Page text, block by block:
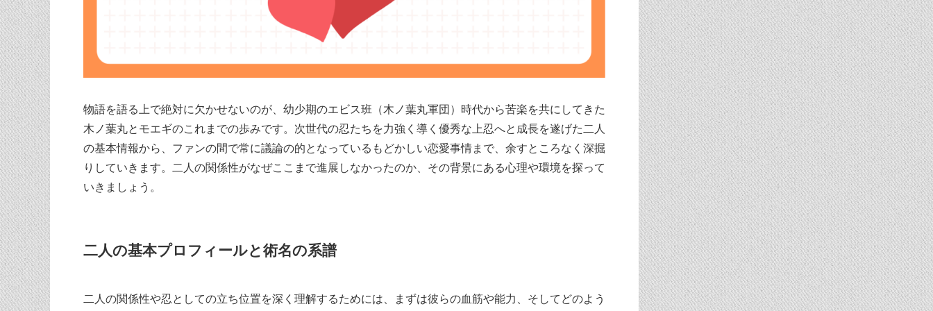
物語を語る上で絶対に欠かせないのが、幼少期のエビス班（木ノ葉丸軍団）時代から苦楽を共にしてきた
木ノ葉丸とモエギのこれまでの歩みです。次世代の忍たちを力強く導く優秀な上忍へと成長を遂げた二人
の基本情報から、ファンの間で常に議論の的となっているもどかしい恋愛事情まで、余すところなく深掘
りしていきます。二人の関係性がなぜここまで進展しなかったのか、その背景にある心理や環境を探って
いきましょう。
二人の基本プロフィールと術名の系譜
二人の関係性や忍としての立ち位置を深く理解するためには、まずは彼らの血筋や能力、そしてどのよう